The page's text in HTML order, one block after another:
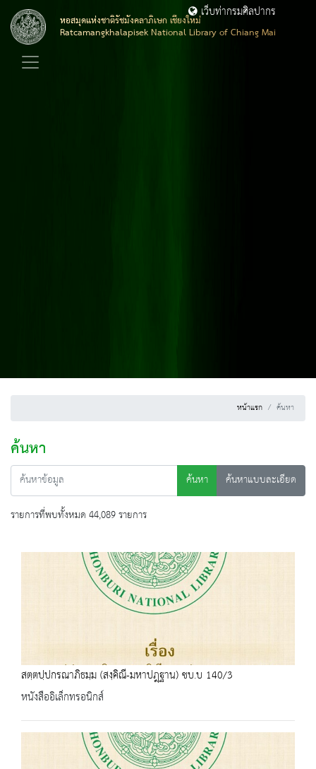
หอสมุดแห่งชาติรัชมังคลาภิเษก เชียงใหม่
Ratcamangkhalapisek National Library of Chiang Mai
เว็บท่ากรมศิลปากร
หน้าแรก ค้นหา
ค้นหา
ค้นหา
ค้นหาแบบละเอียด
รายการที่พบทั้งหมด 44,089 รายการ
สตฺตปฺปกรณาภิธมฺม (สงฺคิณี-มหาปฎฺฐาน) ชบ.บ 140/3
หนังสืออิเล็กทรอนิกส์